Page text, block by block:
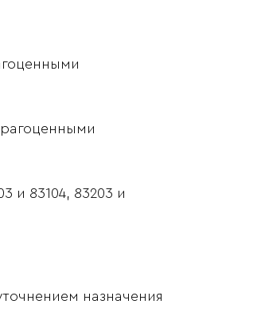
и 83104, 83203 и
назначения